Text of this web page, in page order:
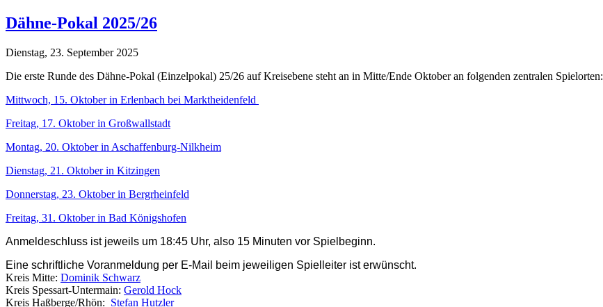
Dähne-Pokal 2025/26
Dienstag, 23. September 2025
Die erste Runde des Dähne-Pokal (Einzelpokal) 25/26 auf Kreisebene steht an in Mitte/Ende Oktober an folgenden zentralen Spielorten:
Mittwoch, 15. Oktober in Erlenbach bei Marktheidenfeld
Freitag, 17. Oktober in Großwallstadt
Montag, 20. Oktober in Aschaffenburg-Nilkheim
Dienstag, 21. Oktober in Kitzingen
Donnerstag, 23. Oktober in Bergrheinfeld
Freitag, 31. Oktober in Bad Königshofen
Anmeldeschluss ist jeweils um 18:45 Uhr, also 15 Minuten vor Spielbeginn.
Eine schriftliche Voranmeldung per E-Mail beim jeweiligen Spielleiter ist erwünscht.
Kreis Mitte: Dominik Schwarz
Kreis Spessart-Untermain: Gerold Hock
Kreis Haßberge/Rhön: Stefan Hutzler